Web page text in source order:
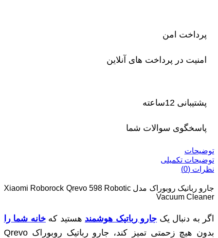
پرداخت امن
امنیت در پرداخت های آنلاین
پشتیبانی 12ساعته
پاسخگوی سوالات شما
توضیحات
توضیحات تکمیلی
نظرات (0)
جارو رباتیک روبوراک مدل Xiaomi Roborock Qrevo 598 Robotic
Vacuum Cleaner
اگر به دنبال یک جارو رباتیک هوشمند هستید کهخانه شما را
بدون هیچ زحمتی تمیز کند، جارو رباتیک روبوراک Qrevo